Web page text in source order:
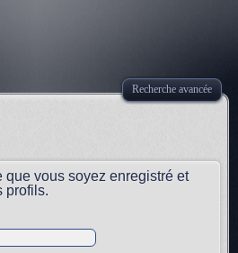
Recherche avancée
que vous soyez enregistré et
profils.